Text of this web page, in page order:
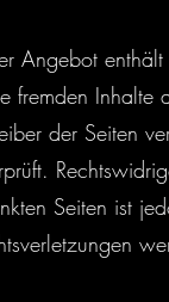
Angebot
fremden Inhalte
der Seiten
Seiten ist